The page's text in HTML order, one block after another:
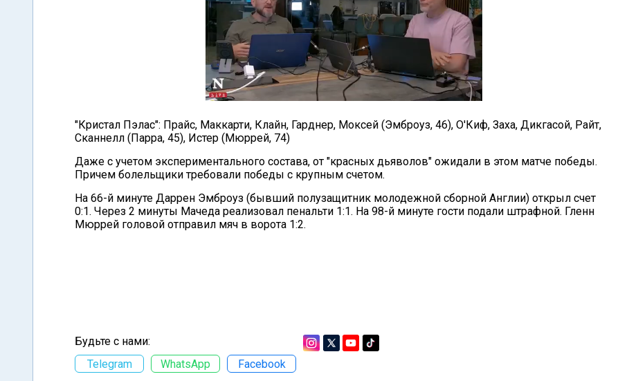
"Кристал Пэлас": Прайс, Маккарти, Клайн, Гарднер, Моксей (Эмброуз, 46), О'Киф, Заха, Дикгасой, Райт,
Сканнелл (Парра, 45), Истер (Мюррей, 74)
Даже с учетом экспериментального состава, от "красных дьяволов" ожидали в этом матче победы.
Причем болельщики требовали победы с крупным счетом.
На 66-й минуте Даррен Эмброуз (бывший полузащитник молодежной сборной Англии) открыл счет
0:1. Через 2 минуты Мачеда реализовал пенальти 1:1. На 98-й минуте гости подали штрафной. Гленн
Мюррей головой отправил мяч в ворота 1:2.
Будьте с нами:
Telegram
WhatsApp Facebook